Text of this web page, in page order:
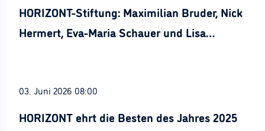
HORIZONT-Stiftung: Maximilian Bruder, Nick
Hermert, Eva-Maria Schauer und Lisa
03. Juni 2026 08:00
HORIZONT ehrt die Besten des Jahres 2025